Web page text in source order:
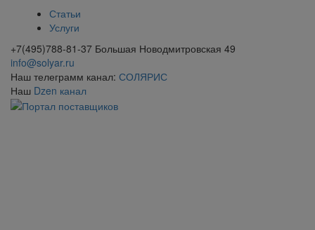
Статьи
Услуги
+7(495)788-81-37 Большая Новодмитровская 49
info@solyar.ru
Наш телеграмм канал: СОЛЯРИС
Наш Dzen канал